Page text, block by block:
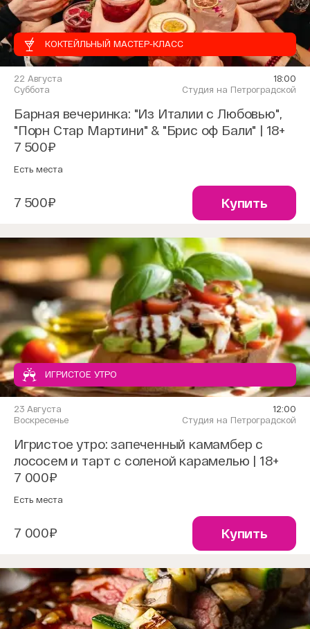
КОКТЕЙЛЬНЫЙ МАСТЕР-КЛАСС
22 Августа
Суббота
18:00
Студия на Петроградской
Барная вечеринка: "Из Италии с Любовью",
"Порн Стар Мартини" & "Брис оф Бали" | 18+
7 500₽
Есть места
7 500₽ Купить
ИГРИСТОЕ УТРО
23 Августа
Воскресенье
12:00
Студия на Петроградской
Игристое утро: запеченный камамбер с
лососем и тарт с соленой карамелью | 18+
7 000₽
Есть места
7 000₽ Купить